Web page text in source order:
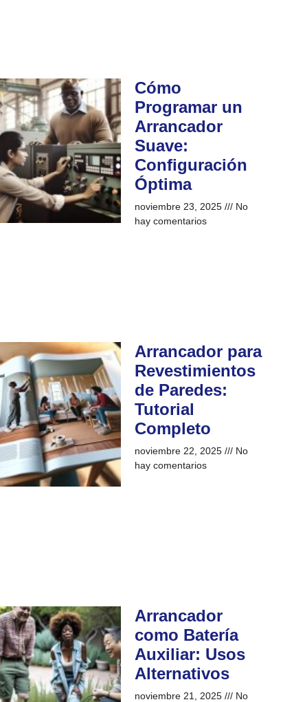
Cómo
Programar un
Arrancador
Suave:
Configuración
Óptima
noviembre 23, 2025
No
hay comentarios
Arrancador para
Revestimientos
de Paredes:
Tutorial
Completo
noviembre 22, 2025
No
hay comentarios
Arrancador
como Batería
Auxiliar: Usos
Alternativos
noviembre 21, 2025
No